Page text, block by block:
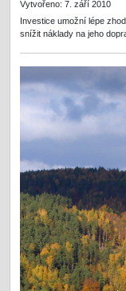
Vytvořeno: 7. září 2010
Investice umožní lépe
snížit náklady na jeho